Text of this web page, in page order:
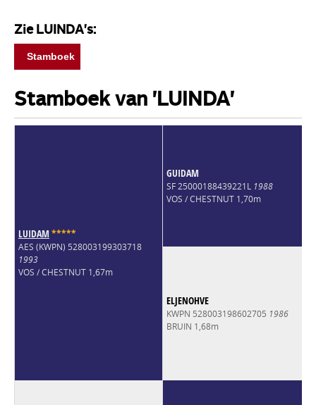
Zie LUINDA's:
Stamboek
Stamboek van 'LUINDA'
LUIDAM *****
AES (KWPN) 528003199303718
1993
VOS / CHESTNUT 1,67m
GUIDAM
SF 25000188439221L 1988
VOS / CHESTNUT 1,70m
ELJENOHVE
KWPN 528003198602705 1986
BRUIN 1,68m